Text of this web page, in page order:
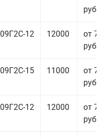
руб.
09Г2С-12 12000
от
руб.
09Г2С-15 11000
от
руб.
09Г2С-12 12000
от
руб.